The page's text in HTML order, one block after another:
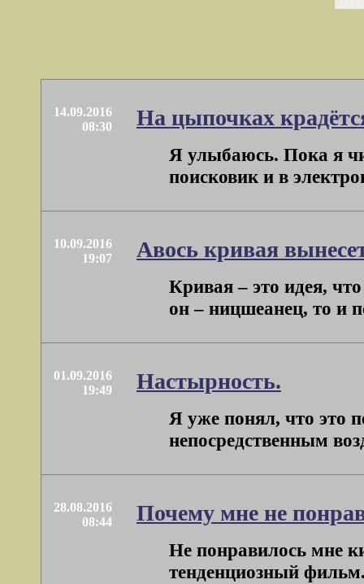
14.09.2016
08:30
На цыпочках
Я улыбаюсь. Пока я
поисковик и в
10.09.2016
19:07
Авось кривая
Кривая – это идея,
он – ницшеанец, то и
01.09.2016
19:49
Настырность.
Я уже понял, что это
непосредственным
28.08.2016
08:44
Почему мне не
Не понравилось мне
тенденциозный